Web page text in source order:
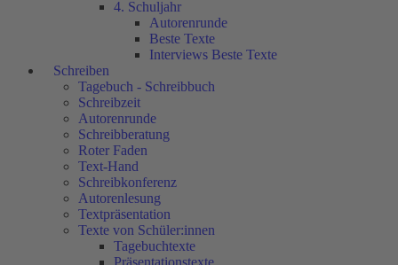
4. Schuljahr
Autorenrunde
Beste Texte
Interviews Beste Texte
Schreiben
Tagebuch - Schreibbuch
Schreibzeit
Autorenrunde
Schreibberatung
Roter Faden
Text-Hand
Schreibkonferenz
Autorenlesung
Textpräsentation
Texte von Schüler:innen
Tagebuchtexte
Präsentationstexte